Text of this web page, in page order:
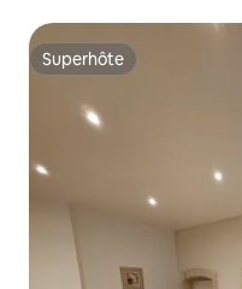
Superhôte
Superhôte